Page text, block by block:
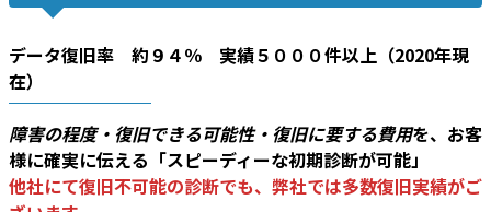
データ復旧率 約９４％ 実績５０００件以上（2020年現
在）
障害の程度・復旧できる可能性・復旧に要する費用を、お客
様に確実に伝える「スピーディーな初期診断が可能」
他社にて復旧不可能の診断でも、弊社では多数復旧実績がご